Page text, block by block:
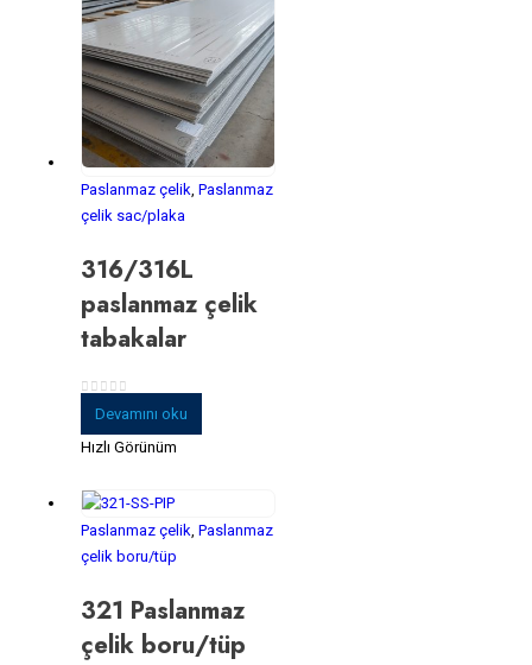
Paslanmaz çelik Paslanmaz
çelik sac/plaka
316/316L
paslanmaz çelik
tabakalar
5 üzerinden
Devamını oku
Hızlı Görünüm
Paslanmaz çelik Paslanmaz
çelik boru/tüp
321 Paslanmaz
çelik boru/tüp